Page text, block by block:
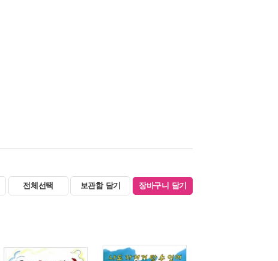
전체선택 보관함 담기 장바구니 담기